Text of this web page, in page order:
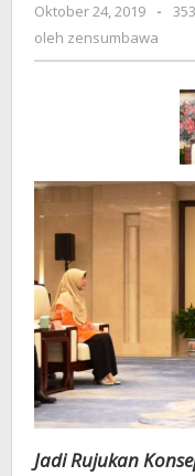
Oktober 24, 2019
oleh
-
oleh zensumbawa
Jadi Rujukan